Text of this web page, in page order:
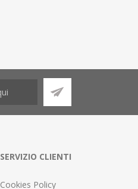
SERVIZIO CLIENTI
Cookies Policy